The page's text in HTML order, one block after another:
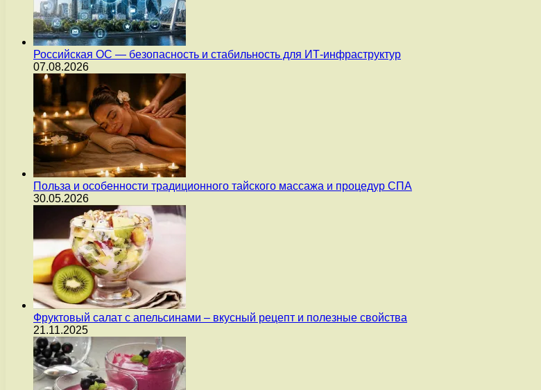
Российская ОС — безопасность и стабильность для ИТ-инфраструктур
07.08.2026
Польза и особенности традиционного тайского массажа и процедур СПА
30.05.2026
Фруктовый салат с апельсинами – вкусный рецепт и полезные свойства
21.11.2025